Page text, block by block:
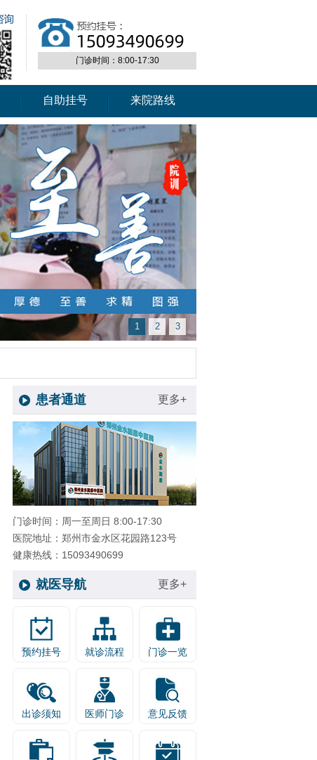
门诊时间：8:00-17:30
自助挂号 来院路线
1 2 3
患者通道 更多+
门诊时间：周一至周日 8:00-17:30
医院地址：郑州市金水区花园路123号
健康热线：15093490699
就医导航 更多+
预约挂号 就诊流程 门诊一览
出诊须知 医师门诊 意见反馈